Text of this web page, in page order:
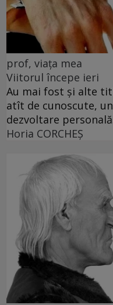
prof, viața mea
Viitorul începe ieri
Au mai fost și alte
atît de cunoscute,
dezvoltare
Horia CORCHEŞ